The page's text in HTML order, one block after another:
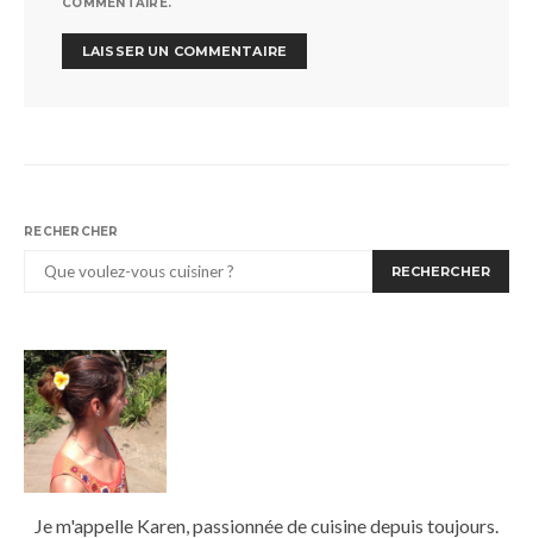
RECHERCHER
RECHERCHER
Je m'appelle Karen, passionnée de cuisine depuis toujours.